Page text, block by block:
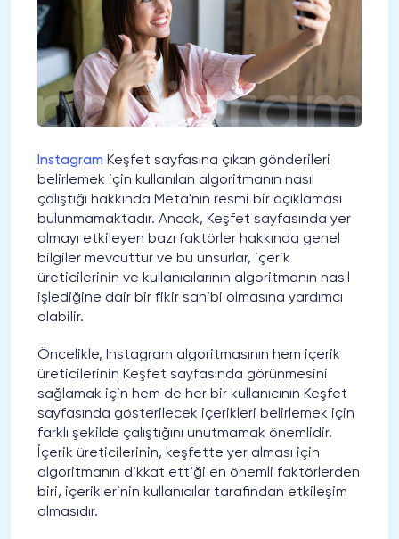
Instagram Keşfet sayfasına çıkan gönderileri
belirlemek için kullanılan algoritmanın nasıl
çalıştığı hakkında Meta'nın resmi bir açıklaması
bulunmamaktadır. Ancak, Keşfet sayfasında yer
almayı etkileyen bazı faktörler hakkında genel
bilgiler mevcuttur ve bu unsurlar, içerik
üreticilerinin ve kullanıcılarının algoritmanın nasıl
işlediğine dair bir fikir sahibi olmasına yardımcı
olabilir.
Öncelikle, Instagram algoritmasının hem içerik
üreticilerinin Keşfet sayfasında görünmesini
sağlamak için hem de her bir kullanıcının Keşfet
sayfasında gösterilecek içerikleri belirlemek için
farklı şekilde çalıştığını unutmamak önemlidir.
İçerik üreticilerinin, keşfette yer alması için
algoritmanın dikkat ettiği en önemli faktörlerden
biri, içeriklerinin kullanıcılar tarafından etkileşim
almasıdır.